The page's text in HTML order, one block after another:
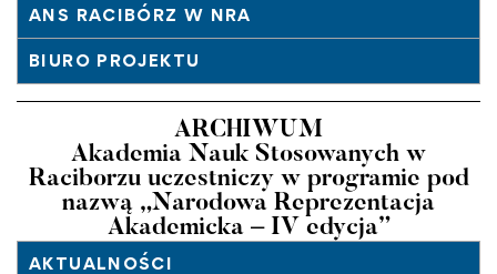
ANS RACIBÓRZ W NRA
BIURO PROJEKTU
ARCHIWUM
Akademia Nauk Stosowanych w
Raciborzu uczestniczy w programie pod
nazwą „Narodowa Reprezentacja
Akademicka – IV edycja”
AKTUALNOŚCI